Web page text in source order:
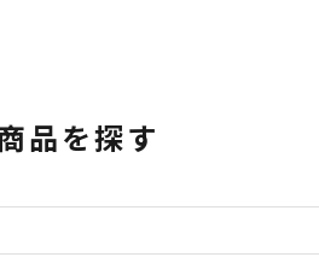
品を探す